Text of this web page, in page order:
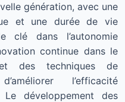
génération, avec une
et une durée de vie
clé dans l’autonomie
continue dans le
des techniques de
l’efficacité
développement des